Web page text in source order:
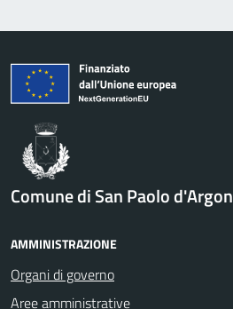
Comune di San Paolo d'Argon
AMMINISTRAZIONE
Organi di governo
Aree amministrative